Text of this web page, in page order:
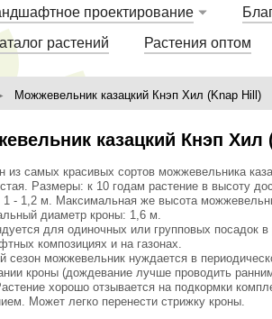
проектирование
растений
Растения оптом
Можжевельник казацкий Кнэп Хил (Knap Hill)
казацкий Кнэп Хил
из самых красивых сортов можжевельника
Размеры: к 10 годам растение в высоту
1 - 1,2 м. Максимальная же высота
диаметр кроны: 1,6 м.
для одиночных или групповых посадок в
композициях и на газонах.
сезон можжевельник нуждается в
кроны (дождевание лучше проводить
хорошо отзывается на подкормки
Может легко перенести стрижку кроны.